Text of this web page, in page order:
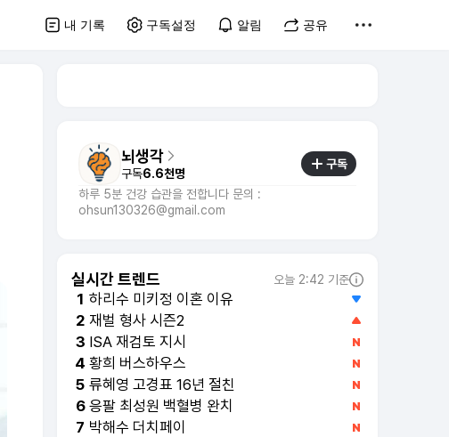
내 기록 구독설정 알림 공유
뇌생각
구독6.6천명
구독
하루 5분 건강 습관을 전합니다 문의 :
ohsun130326@gmail.com
실시간 트렌드 오늘 2:42 기준
1 하리수 미키정 이혼 이유
2 재벌 형사 시즌2
3 ISA 재검토 지시
4 황희 버스하우스
5 류혜영 고경표 16년 절친
6 응팔 최성원 백혈병 완치
7 박해수 더치페이